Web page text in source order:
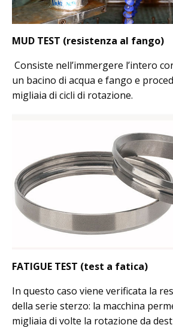
MUD TEST (resistenza al fango)
Consiste nell’immergere l’intero
un bacino di acqua e fango e
migliaia di cicli di rotazione.
FATIGUE TEST (test a fatica)
In questo caso viene verificata la
della serie sterzo: la macchina
migliaia di volte la rotazione da